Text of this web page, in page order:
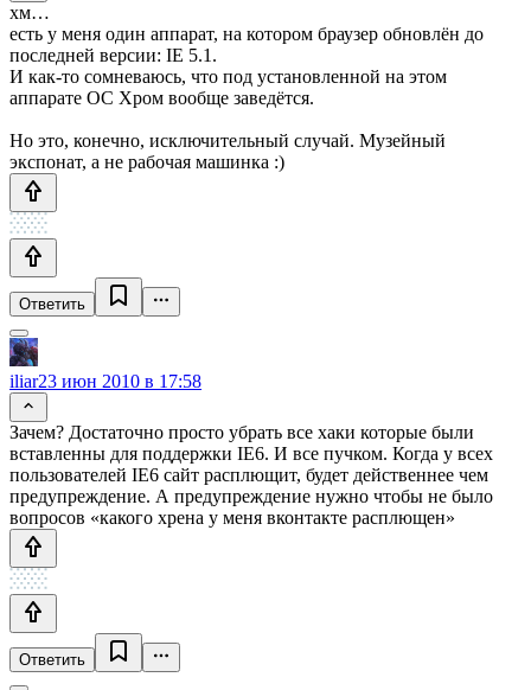
хм…
есть у меня один аппарат, на котором браузер обновлён до
последней версии: IE 5.1.
И как-то сомневаюсь, что под установленной на этом
аппарате ОС Хром вообще заведётся.
Но это, конечно, исключительный случай. Музейный
экспонат, а не рабочая машинка :)
Ответить
iliar23 июн 2010 в 17:58
Зачем? Достаточно просто убрать все хаки которые были
вставленны для поддержки IE6. И все пучком. Когда у всех
пользователей IE6 сайт расплющит, будет действеннее чем
предупреждение. А предупреждение нужно чтобы не было
вопросов «какого хрена у меня вконтакте расплющен»
Ответить